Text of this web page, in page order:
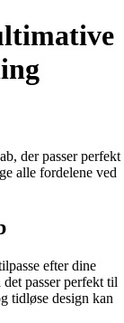
der passer perfekt
alle fordelene ved
efter dine
passer perfekt til
tidløse design kan